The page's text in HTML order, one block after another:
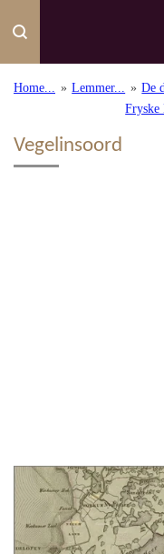
direct
de
Home... » Lemmer... » De
Fryske
Vegelinsoord